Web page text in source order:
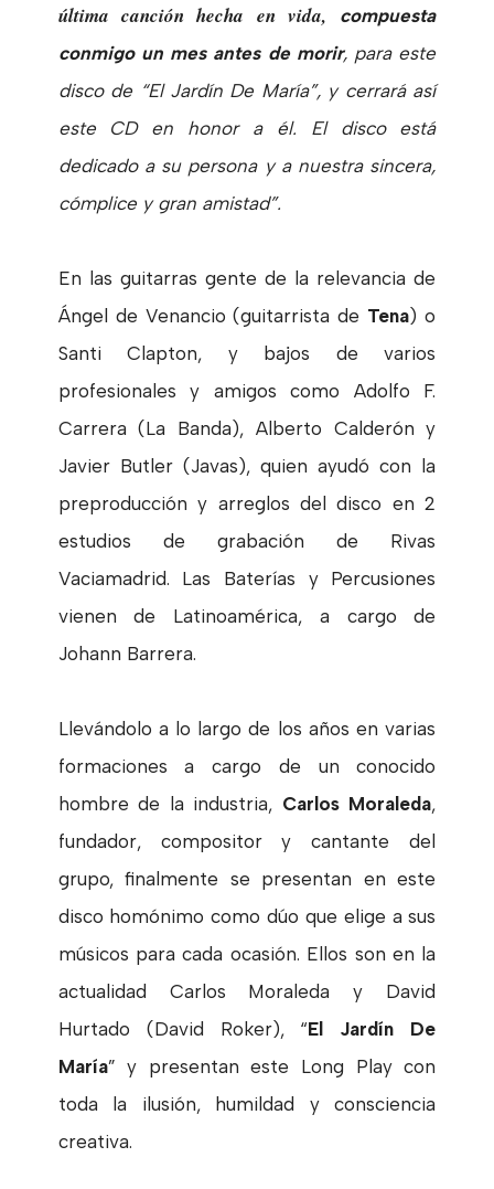
última canción hecha en vida,
compuesta
conmigo un mes antes de morir, para este
disco de “El Jardín De María”, y cerrará así
este CD en honor a él. El disco está
dedicado a su persona y a nuestra sincera,
cómplice y gran amistad”.
En las guitarras gente de la relevancia de
Ángel de Venancio (guitarrista de Tena) o
Santi Clapton, y bajos de varios
profesionales y amigos como Adolfo F.
Carrera (La Banda), Alberto Calderón y
Javier Butler (Javas), quien ayudó con la
preproducción y arreglos del disco en 2
estudios de grabación de Rivas
Vaciamadrid. Las Baterías y Percusiones
vienen de Latinoamérica, a cargo de
Johann Barrera.
Llevándolo a lo largo de los años en varias
formaciones a cargo de un conocido
hombre de la industria, Carlos Moraleda,
fundador, compositor y cantante del
grupo, finalmente se presentan en este
disco homónimo como dúo que elige a sus
músicos para cada ocasión. Ellos son en la
actualidad Carlos Moraleda y David
Hurtado (David Roker), “El Jardín De
María” y presentan este Long Play con
toda la ilusión, humildad y consciencia
creativa.